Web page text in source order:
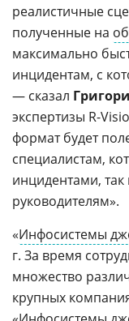
реалистичные
полученные на
максимально
инцидентам, с
— сказал
экспертизы R-
формат будет
специалистам,
инцидентами,
руководителям».
«Инфосистемы
г. За время
множество
крупных